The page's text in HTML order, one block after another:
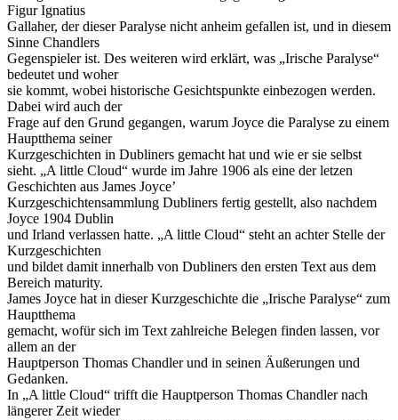
Figur Ignatius
Gallaher, der dieser Paralyse nicht anheim gefallen ist, und in diesem
Sinne Chandlers
Gegenspieler ist. Des weiteren wird erklärt, was „Irische Paralyse“
bedeutet und woher
sie kommt, wobei historische Gesichtspunkte einbezogen werden.
Dabei wird auch der
Frage auf den Grund gegangen, warum Joyce die Paralyse zu einem
Hauptthema seiner
Kurzgeschichten in Dubliners gemacht hat und wie er sie selbst
sieht. „A little Cloud“ wurde im Jahre 1906 als eine der letzen
Geschichten aus James Joyce’
Kurzgeschichtensammlung Dubliners fertig gestellt, also nachdem
Joyce 1904 Dublin
und Irland verlassen hatte. „A little Cloud“ steht an achter Stelle der
Kurzgeschichten
und bildet damit innerhalb von Dubliners den ersten Text aus dem
Bereich maturity.
James Joyce hat in dieser Kurzgeschichte die „Irische Paralyse“ zum
Hauptthema
gemacht, wofür sich im Text zahlreiche Belegen finden lassen, vor
allem an der
Hauptperson Thomas Chandler und in seinen Äußerungen und
Gedanken.
In „A little Cloud“ trifft die Hauptperson Thomas Chandler nach
längerer Zeit wieder